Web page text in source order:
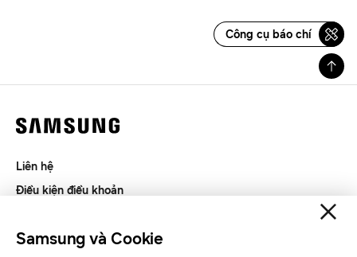
Công cụ báo chí
Liên hệ
Điều kiện điều khoản
SAMSUNG.COM
Samsung và Cookie